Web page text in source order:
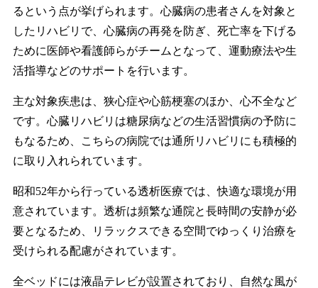
るという点が挙げられます。心臓病の患者さんを対象と
したリハビリで、心臓病の再発を防ぎ、死亡率を下げる
ために医師や看護師らがチームとなって、運動療法や生
活指導などのサポートを行います。
主な対象疾患は、狭心症や心筋梗塞のほか、心不全など
です。心臓リハビリは糖尿病などの生活習慣病の予防に
もなるため、こちらの病院では通所リハビリにも積極的
に取り入れられています。
昭和52年から行っている透析医療では、快適な環境が用
意されています。透析は頻繁な通院と長時間の安静が必
要となるため、リラックスできる空間でゆっくり治療を
受けられる配慮がされています。
全ベッドには液晶テレビが設置されており、自然な風が